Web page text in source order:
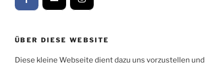
ÜBER DIESE WEBSITE
Diese kleine Webseite dient dazu uns vorzustellen und